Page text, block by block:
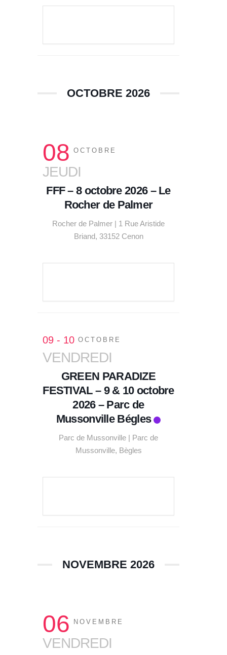
OCTOBRE 2026
08 OCTOBRE
JEUDI
FFF – 8 octobre 2026 – Le
Rocher de Palmer
Rocher de Palmer | 1 Rue Aristide
Briand, 33152 Cenon
09 - 10 OCTOBRE
VENDREDI
GREEN PARADIZE
FESTIVAL – 9 & 10 octobre
2026 – Parc de
Mussonville Bégles
Parc de Mussonville | Parc de
Mussonville, Bègles
NOVEMBRE 2026
06 NOVEMBRE
VENDREDI